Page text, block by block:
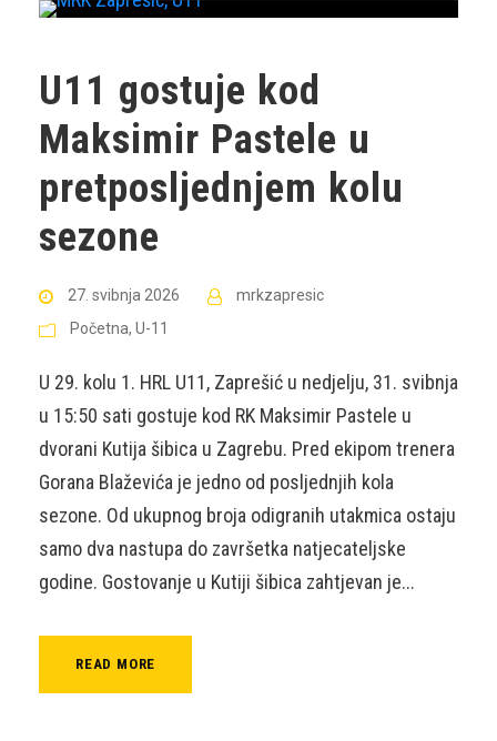
U11 gostuje kod
Maksimir Pastele u
pretposljednjem kolu
sezone
27. svibnja 2026
mrkzapresic
Početna, U-11
U 29. kolu 1. HRL U11, Zaprešić u nedjelju, 31. svibnja
u 15:50 sati gostuje kod RK Maksimir Pastele u
dvorani Kutija šibica u Zagrebu. Pred ekipom trenera
Gorana Blaževića je jedno od posljednjih kola
sezone. Od ukupnog broja odigranih utakmica ostaju
samo dva nastupa do završetka natjecateljske
godine. Gostovanje u Kutiji šibica zahtjevan je...
READ MORE